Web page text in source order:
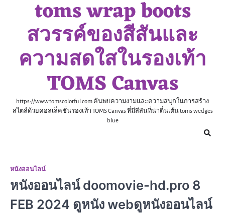
toms wrap boots
สวรรค์ของสีสันและ
ความสดใสในรองเท้า
TOMS Canvas
https://www.tomscolorful.com ค้นพบความงามและความสนุกในการสร้าง
สไตล์ด้วยคอลเล็คชั่นรองเท้า TOMS Canvas ที่มีสีสันที่น่าตื่นเต้น toms wedges
blue
หนังออนไลน์
หนังออนไลน์ doomovie-hd.pro 8
FEB 2024 ดูหนัง webดูหนังออนไลน์